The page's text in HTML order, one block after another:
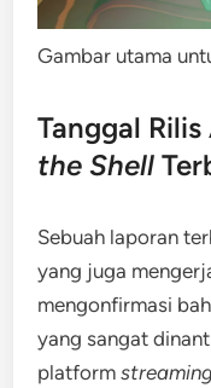
Gambar utama
Tanggal
the Shell
Sebuah laporan
yang juga
mengonfirmasi
yang sangat
platform